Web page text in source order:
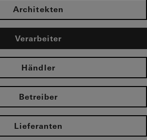
Architekten
Verarbeiter
Händler
Betreiber
Lieferanten